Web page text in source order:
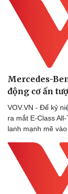
Mercedes-
động cơ ấn
VOV.VN - Để kỷ
ra mắt E-Class
lanh mạnh mẽ